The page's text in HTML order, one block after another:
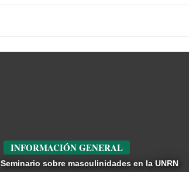
INFORMACIÓN GENERAL
Seminario sobre masculinidades en la UNRN